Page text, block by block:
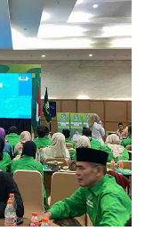
Cilimus
total produksi ubi
dan teknik
sebagai sentra
Cigandamekar
Cigandamekar
ton. Daerah ini
dan kualitas ubi
dengan ...